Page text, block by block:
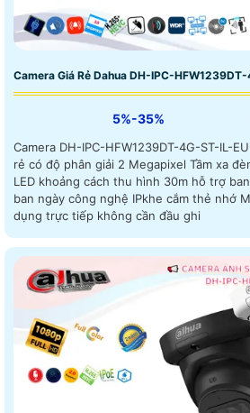
Camera Giá Rẻ Dahua DH-IPC-
5%-35%
Camera DH-IPC-HFW1239DT-4G-ST-IL-
rẻ có độ phân giải 2 Megapixel Tầm xa
LED khoảng cách thu hình 30m hỗ trợ
ban ngày công nghệ IPkhe cắm thẻ nhớ
dụng trực tiếp không cần đầu ghi